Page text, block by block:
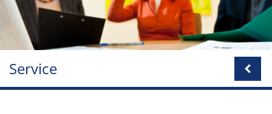
Service